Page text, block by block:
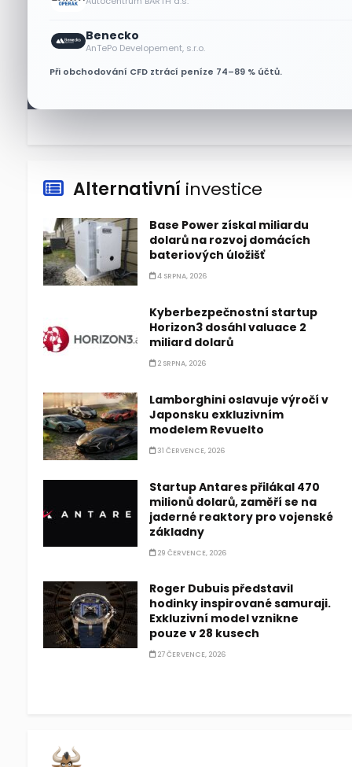
Benecko
AnTePo Developement, s.r.o.
Při obchodování CFD ztrácí peníze 74–89 % účtů.
Micron posílil o 7,6 % a zvýšil
podíl na trhu DRAM
Alternativní investice
Base Power získal miliardu
dolarů na rozvoj domácích
bateriových úložišť
4 SRPNA, 2026
Kyberbezpečnostní startup
Horizon3 dosáhl valuace 2
miliard dolarů
2 SRPNA, 2026
Lamborghini oslavuje výročí v
Japonsku exkluzivním
modelem Revuelto
31 ČERVENCE, 2026
Startup Antares přilákal 470
milionů dolarů, zaměří se na
jaderné reaktory pro vojenské
základny
29 ČERVENCE, 2026
Roger Dubuis představil
hodinky inspirované samuraji.
Exkluzivní model vznikne
pouze v 28 kusech
27 ČERVENCE, 2026